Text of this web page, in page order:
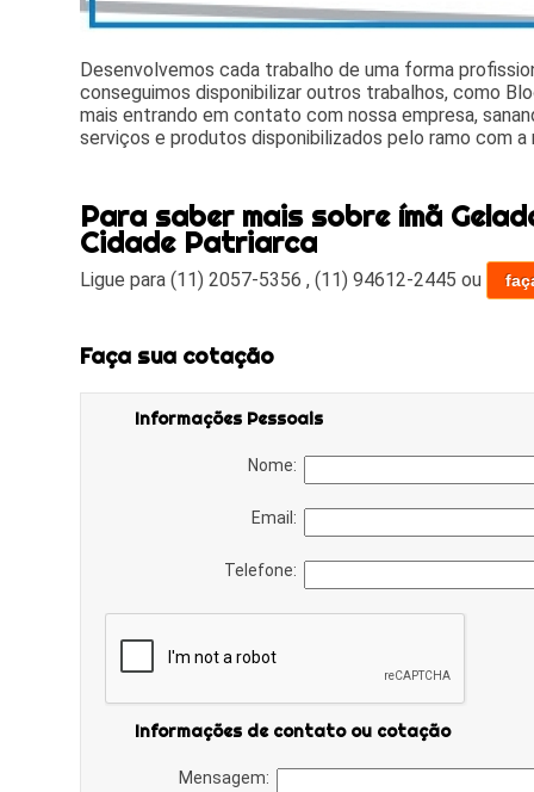
Desenvolvemos cada trabalho de uma forma
conseguimos disponibilizar outros trabalhos, como
mais entrando em contato com nossa empresa,
serviços e produtos disponibilizados pelo ramo com a
Para saber mais sobre ímã
Cidade Patriarca
Ligue para(11) 2057-5356 ,(11) 94612-2445 ou
Faça sua cotação
Informações Pessoais
Nome:
Email:
Telefone:
Informações de contato ou cotação
Mensagem: